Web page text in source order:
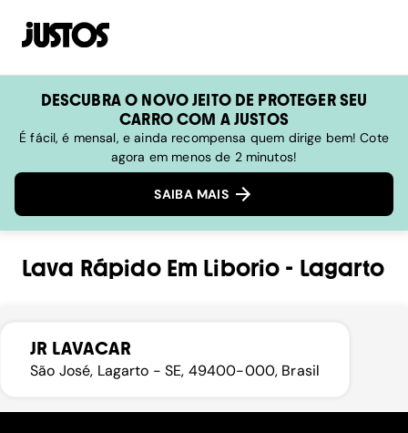
DESCUBRA O NOVO JEITO DE PROTEGER SEU
CARRO COM A JUSTOS
É fácil, é mensal, e ainda recompensa quem dirige bem! Cote
agora em menos de 2 minutos!
SAIBA MAIS
Lava RápidoEm Liborio - Lagarto
JR LAVACAR
São José, Lagarto - SE, 49400-000, Brasil